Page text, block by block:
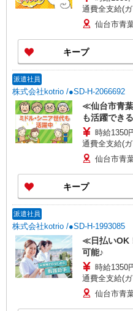
通費全支給(
仙台市青
キープ
派遣社員
株式会社kotrio /●SD-H-2066692
≪仙台市青
も活躍でき
時給1350
通費全支給(
仙台市青
キープ
派遣社員
株式会社kotrio /●SD-H-1993085
≪日払いOK
可能♪
時給1350
通費全支給(
仙台市青